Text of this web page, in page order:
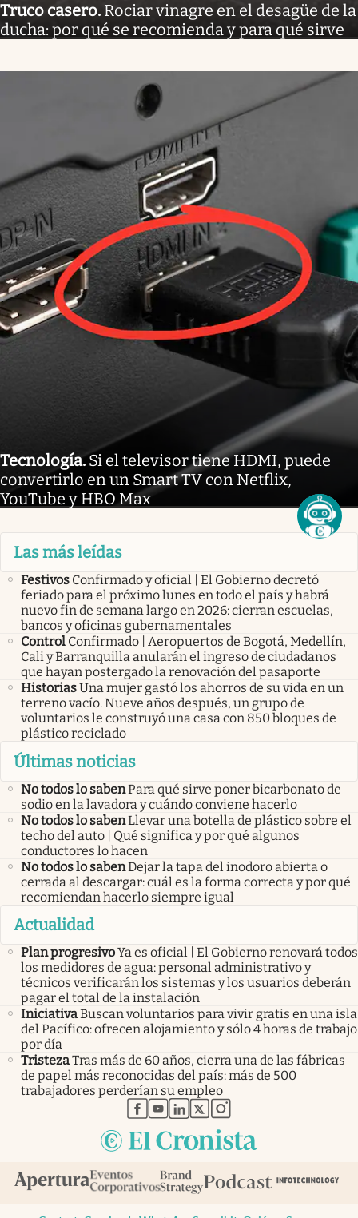
Truco casero. Rociar vinagre en el desagüe de la
ducha: por qué se recomienda y para qué sirve
Tecnología.Si el televisor tiene HDMI, puede
convertirlo en un Smart TV con Netflix,
YouTube y HBO Max
Las más leídas
Festivos Confirmado y oficial | El Gobierno decretó
feriado para el próximo lunes en todo el país y habrá
nuevo fin de semana largo en 2026: cierran escuelas,
bancos y oficinas gubernamentales
Control Confirmado | Aeropuertos de Bogotá, Medellín,
Cali y Barranquilla anularán el ingreso de ciudadanos
que hayan postergado la renovación del pasaporte
HistoriasUna mujer gastó los ahorros de su vida en un
terreno vacío. Nueve años después, un grupo de
voluntarios le construyó una casa con 850 bloques de
plástico reciclado
Últimas noticias
No todos lo sabenPara qué sirve poner bicarbonato de
sodio en la lavadora y cuándo conviene hacerlo
No todos lo sabenLlevar una botella de plástico sobre el
techo del auto | Qué significa y por qué algunos
conductores lo hacen
No todos lo sabenDejar la tapa del inodoro abierta o
cerrada al descargar: cuál es la forma correcta y por qué
recomiendan hacerlo siempre igual
Actualidad
Plan progresivoYa es oficial | El Gobierno renovará todos
los medidores de agua: personal administrativo y
técnicos verificarán los sistemas y los usuarios deberán
pagar el total de la instalación
IniciativaBuscan voluntarios para vivir gratis en una isla
del Pacífico: ofrecen alojamiento y sólo 4 horas de trabajo
por día
TristezaTras más de 60 años, cierra una de las fábricas
de papel más reconocidas del país: más de 500
trabajadores perderían su empleo
abre en nueva pestaña
abre en nueva pestaña
abre en nueva pestaña
abre en nueva pestaña
abre en nueva pestaña